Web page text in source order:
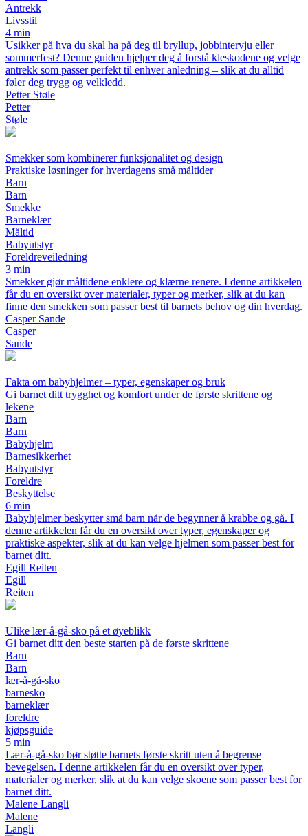
Antrekk
Livsstil
4 min
Usikker på hva du skal ha på deg til bryllup, jobbintervju eller
sommerfest? Denne guiden hjelper deg å forstå kleskodene og velge
antrekk som passer perfekt til enhver anledning – slik at du alltid
føler deg trygg og velkledd.
Petter Støle
Petter
Støle
Smekker som kombinerer funksjonalitet og design
Praktiske løsninger for hverdagens små måltider
Barn
Barn
Smekke
Barneklær
Måltid
Babyutstyr
Foreldreveiledning
3 min
Smekker gjør måltidene enklere og klærne renere. I denne artikkelen
får du en oversikt over materialer, typer og merker, slik at du kan
finne den smekken som passer best til barnets behov og din hverdag.
Casper Sande
Casper
Sande
Fakta om babyhjelmer – typer, egenskaper og bruk
Gi barnet ditt trygghet og komfort under de første skrittene og
lekene
Barn
Barn
Babyhjelm
Barnesikkerhet
Babyutstyr
Foreldre
Beskyttelse
6 min
Babyhjelmer beskytter små barn når de begynner å krabbe og gå. I
denne artikkelen får du en oversikt over typer, egenskaper og
praktiske aspekter, slik at du kan velge hjelmen som passer best for
barnet ditt.
Egill Reiten
Egill
Reiten
Ulike lær-å-gå-sko på et øyeblikk
Gi barnet ditt den beste starten på de første skrittene
Barn
Barn
lær-å-gå-sko
barnesko
barneklær
foreldre
kjøpsguide
5 min
Lær-å-gå-sko bør støtte barnets første skritt uten å begrense
bevegelsen. I denne artikkelen får du en oversikt over typer,
materialer og merker, slik at du kan velge skoene som passer best for
barnet ditt.
Malene Langli
Malene
Langli